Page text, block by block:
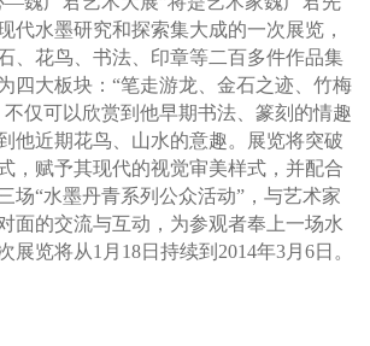
代水墨研究和探索集大成的一次展览，
、花鸟、书法、印章等二百多件作品集
四大板块：“笔走游龙、金石之迹、竹梅
仅可以欣赏到他早期书法、篆刻的情趣
他近期花鸟、山水的意趣。展览将突破
，赋予其现代的视觉审美样式，并配合
场“水墨丹青系列公众活动”，与艺术家
面的交流与互动，为参观者奉上一场水
展览将从1月18日持续到2014年3月6日。